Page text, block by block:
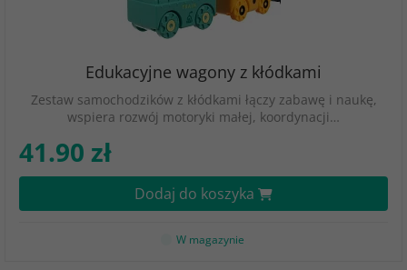
Edukacyjne wagony z kłódkami
Zestaw samochodzików z kłódkami łączy zabawę i naukę,
wspiera rozwój motoryki małej, koordynacji…
41.90 zł
Dodaj do koszyka
W magazynie